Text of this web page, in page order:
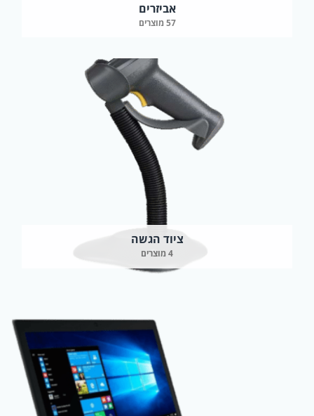
אביזרים
57 מוצרים
ציוד הגשה
4 מוצרים